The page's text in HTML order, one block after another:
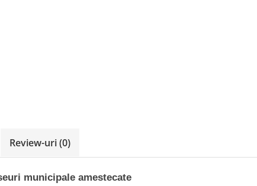
Review-uri(0)
municipale amestecate